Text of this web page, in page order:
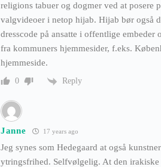
religions tabuer og dogmer ved at posere
valgvideoer i netop hijab. Hijab bør også
dresscode på ansatte i offentlige embeder
fra kommuners hjemmesider, f.eks.
hjemmeside.
0 Reply
Janne 17 years ago
Jeg synes som Hedegaard at også
ytringsfrihed. Selfvølgelig. At den irakiske